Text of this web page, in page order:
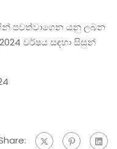
පවත්වාගෙන යනු ලබන
වර්ෂය සඳහා සිසුන්‌